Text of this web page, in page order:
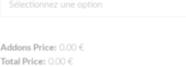
Sélectionnez une option
Addons Price: 0.00€
Total Price: 0.00€